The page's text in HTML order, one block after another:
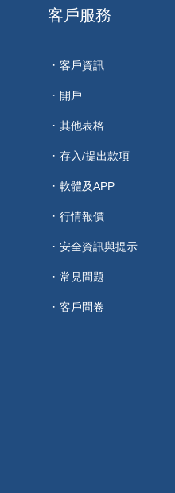
客戶服務
客戶資訊
開戶
其他表格
存入/提出款項
軟體及APP
行情報價
安全資訊與提示
常見問題
客戶問卷